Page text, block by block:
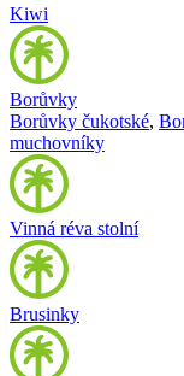
Kiwi
Borůvky
Borůvky čukotské,
muchovníky
Vinná réva stolní
Brusinky